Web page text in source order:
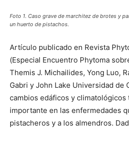
Foto 1. Caso grave de marchitez de brotes y
un huerto de pistachos.
Artículo publicado en Revista
(Especial Encuentro Phytoma
Themis J. Michailides, Yong Luo,
Gabri y John Lake Universidad de
cambios edáficos y climatológicos
importante en las enfermedades
pistacheros y a los almendros.